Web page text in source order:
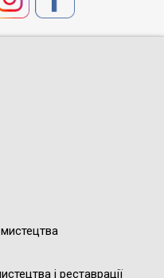
і реставрації